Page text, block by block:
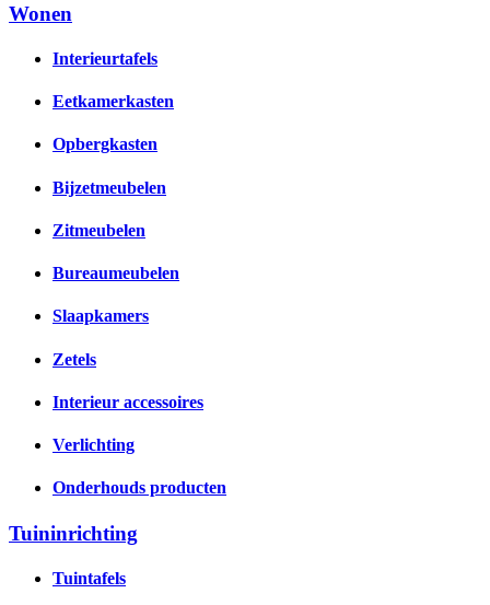
Wonen
Interieurtafels
Eetkamerkasten
Opbergkasten
Bijzetmeubelen
Zitmeubelen
Bureaumeubelen
Slaapkamers
Zetels
Interieur accessoires
Verlichting
Onderhouds producten
Tuininrichting
Tuintafels